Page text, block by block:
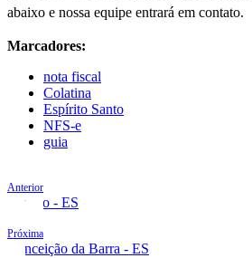
abaixo e nossa equipe entrará em contato.
Marcadores:
nota fiscal
Colatina
Espírito Santo
NFS-e
guia
Anterior
Castelo - ES
Próxima
Conceição da Barra - ES